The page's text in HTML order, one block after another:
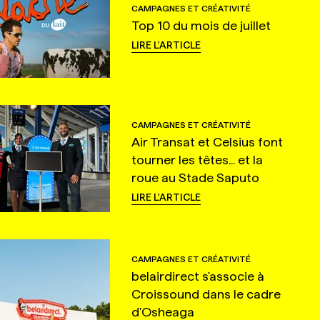
CAMPAGNES ET CRÉATIVITÉ
Top 10 du mois de juillet
LIRE L'ARTICLE
CAMPAGNES ET CRÉATIVITÉ
Air Transat et Celsius font
tourner les têtes... et la
roue au Stade Saputo
LIRE L'ARTICLE
CAMPAGNES ET CRÉATIVITÉ
belairdirect s'associe à
Croissound dans le cadre
d'Osheaga